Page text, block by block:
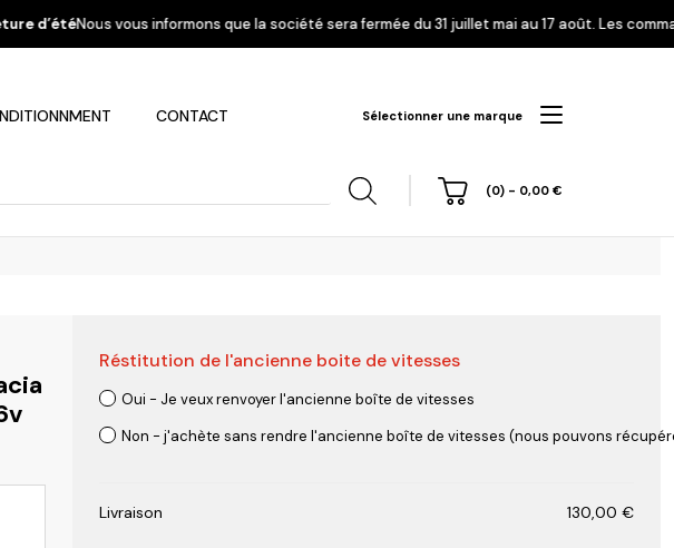
Nous vous informons que la société sera fermée du 31 juillet mai au 17 août. Les commandes
CONTACT
(0) - 0,00 €
Sélectionner une marque
Mitsubishi Nissan Opel Peugeot
Réstitution de l'ancienne boite de vitesses
Oui - Je veux renvoyer l'ancienne boîte de vitesses
Non - j'achète sans rendre l'ancienne boîte de vitesses (nous pouvons
Livraison 130,00 €